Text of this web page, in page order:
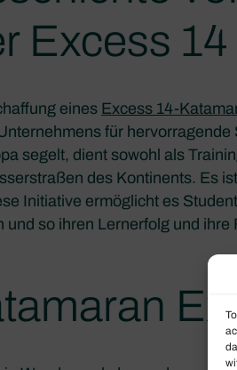
Excess 14
eines Excess 14-
für
segelt, dient sowohl als
des Kontinents. Es
Initiative ermöglicht es
und so ihren Lernerfolg und